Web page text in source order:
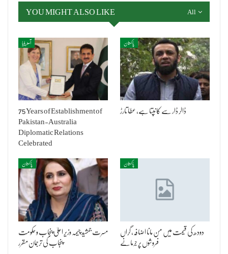
All
YOU MIGHT ALSO LIKE
آسٹریلیا
75 Years of Establishment of
Pakistan-Australia
Diplomatic Relations
Celebrated
پاکستان
ڈالر ڈار سے کانپتا ہے، عطا تارڑ
پاکستان
مسرت جمشید چیمہ وزیر اعلیٰ پنجاب و حکومت
پنجاب کی ترجمان مقرر
پاکستان
دودھ کی قیمت میں من مانا اضافہ، گراں
فروشوں پر جرمانے